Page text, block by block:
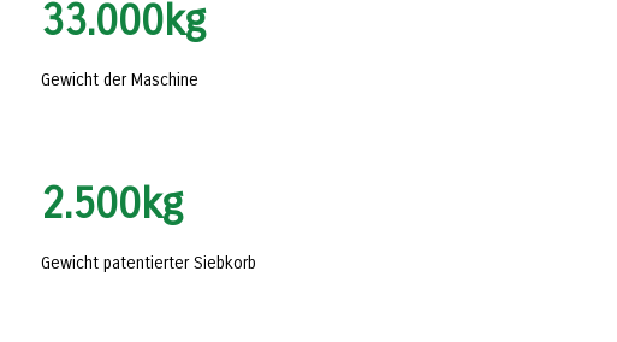
33.000kg
Gewicht der Maschine
2.500kg
Gewicht patentierter Siebkorb